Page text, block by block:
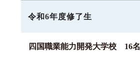
令和6年度修了生
四国職業能力開発大学校 16名